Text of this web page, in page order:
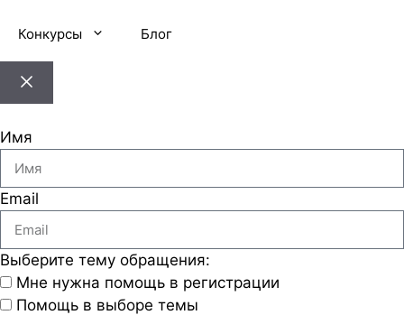
Конкурсы Блог
Имя
Email
Выберите тему обращения:
Мне нужна помощь в регистрации
Помощь в выборе темы